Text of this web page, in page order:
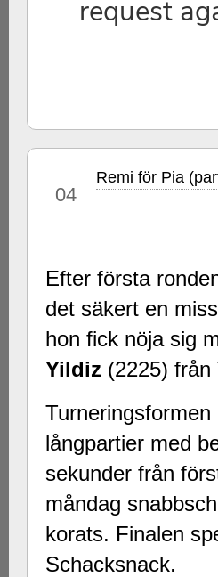
04
Remi för Pia
Efter första
det säkert en
hon fick nöja sig
Yildiz (2225) från
långpartier med
sekunder från
måndag
korats. Finalen
Schacksnack.